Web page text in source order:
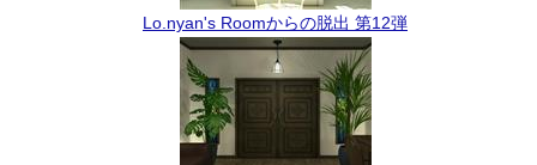
Lo.nyan's Roomからの脱出 第12弾